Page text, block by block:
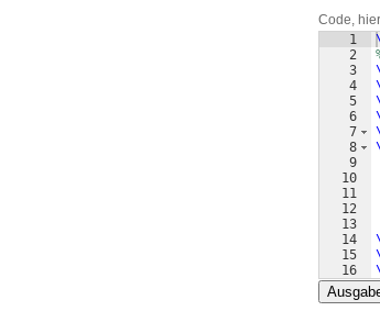
Code,
1
2
3
4
5
6
7
8
9
10
11
12
13
14
15
16